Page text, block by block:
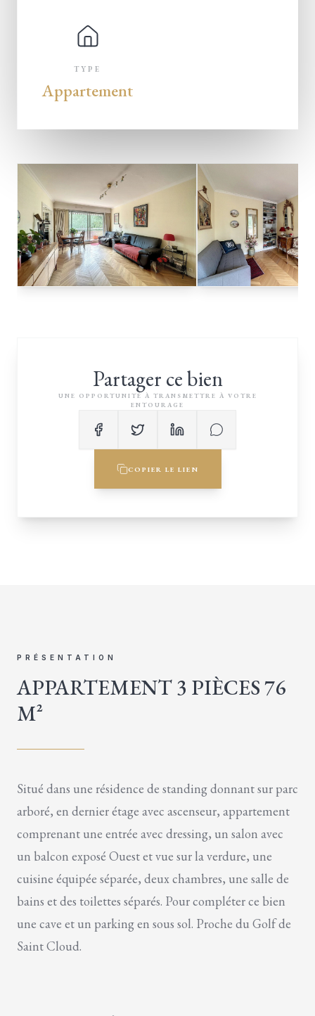
TYPE
Appartement
Partager ce bien
UNE OPPORTUNITÉ À TRANSMETTRE À VOTRE
ENTOURAGE
COPIER LE LIEN
PRÉSENTATION
APPARTEMENT 3 PIÈCES 76
M²
Situé dans une résidence de standing donnant sur parc
arboré, en dernier étage avec ascenseur, appartement
comprenant une entrée avec dressing, un salon avec
un balcon exposé Ouest et vue sur la verdure, une
cuisine équipée séparée, deux chambres, une salle de
bains et des toilettes séparés. Pour compléter ce bien
une cave et un parking en sous sol. Proche du Golf de
Saint Cloud.